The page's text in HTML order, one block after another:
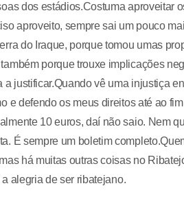
dos estádios.Costuma aproveitar
aproveito, sempre sai um pouco
do Iraque, porque tomou umas
porque trouxe implicações
a justificar.Quando vê uma injustiça
e defendo os meus direitos até ao
10 euros, daí não saio. Nem
É sempre um boletim
há muitas outras coisas no
alegria de ser ribatejano.